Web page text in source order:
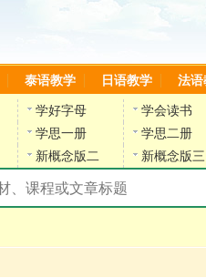
泰语教学 日语教学 法语
学好字母
学会读书
学思一册
学思二册
新概念版二 新概念版三